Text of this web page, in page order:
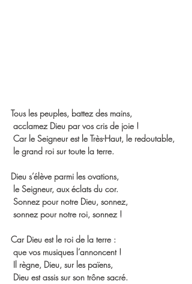
Tous les peuples, battez des mains,
acclamez Dieu par vos cris de joie !
Car le Seigneur est le Très-Haut, le redoutable,
le grand roi sur toute la terre.
Dieu s’élève parmi les ovations,
le Seigneur, aux éclats du cor.
Sonnez pour notre Dieu, sonnez,
sonnez pour notre roi, sonnez !
Car Dieu est le roi de la terre :
que vos musiques l’annoncent !
Il règne, Dieu, sur les païens,
Dieu est assis sur son trône sacré.